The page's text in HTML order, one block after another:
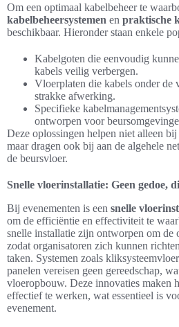
Om een optimaal kabelbeheer te
kabelbeheersystemen en praktische
beschikbaar. Hieronder staan enkele
Kabelgoten die eenvoudig
kabels veilig verbergen.
Vloerplaten die kabels onder de
strakke afwerking.
Specifieke
ontworpen voor
Deze oplossingen helpen niet alleen
maar dragen ook bij aan de algehele
de beursvloer.
Snelle vloerinstallatie: Geen gedoe,
Bij evenementen is een snelle
om de efficiëntie en effectiviteit te
snelle installatie zijn ontworpen om de
zodat organisatoren zich kunnen
taken. Systemen zoals
panelen vereisen geen gereedschap,
vloeropbouw. Deze innovaties maken
effectief te werken, wat essentieel is
evenement.